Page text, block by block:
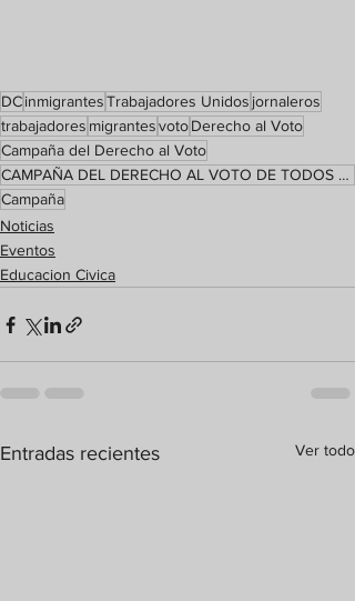
DCinmigrantesTrabajadores Unidos jornaleros
trabajadores migrantesvotoDerecho al Voto
Campaña del Derecho al Voto
CAMPAÑA DEL DERECHO AL VOTO DE TODOS EN DC
Campaña
Noticias
Eventos
Educacion Civica
Entradas recientes Ver todo